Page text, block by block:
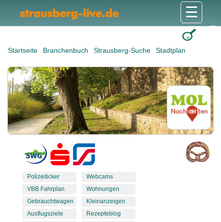
Startseite Branchenbuch Strausberg-Suche Stadtplan
☰
Polizeiticker
VBB Fahrplan
Gebrauchtwagen
Ausflugsziele
Webcams
Wohnungen
Kleinanzeigen
Rezepteblog